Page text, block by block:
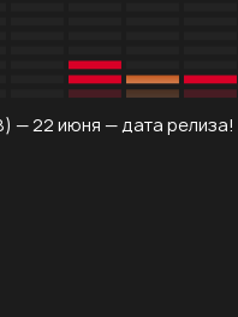
— 22 июня — дата релиза!